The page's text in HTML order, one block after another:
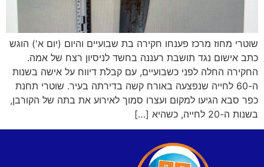
שוטרי מחוז מרכז פענחו חקירה בת שבועיים והיום (יום א') הוגש
כתב אישום נגד תושבת רעננה בחשד לניסיון רצח של אמה.
החקירה החלה לפני כשבועיים, עם קבלת דיווח על אישה בשנות
ה-60 לחייה שנפצעה באורח קשה בדירתה בעיר. שוטרי תחנת
כפר סבא הגיעו למקום ועצרו סמוך לאירוע את בתה של הקורבן,
בשנות ה-20 לחייה, כשהיא […]